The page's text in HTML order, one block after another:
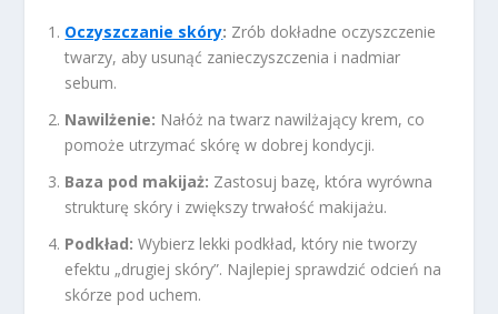
Oczyszczanie skóry: Zrób dokładne oczyszczenie
twarzy, aby usunąć zanieczyszczenia i nadmiar
sebum.
Nawilżenie: Nałóż na twarz nawilżający krem, co
pomoże utrzymać skórę w dobrej kondycji.
Baza pod makijaż: Zastosuj bazę, która wyrówna
strukturę skóry i zwiększy trwałość makijażu.
Podkład: Wybierz lekki podkład, który nie tworzy
efektu „drugiej skóry”. Najlepiej sprawdzić odcień na
skórze pod uchem.